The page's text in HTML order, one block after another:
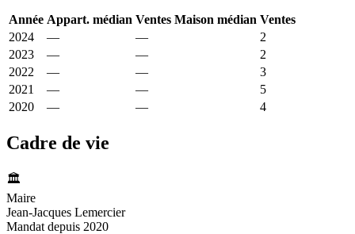
Année Appart. médian Ventes Maison médian Ventes
2024
— —
2
2023
— —
2
2022
— —
3
2021
— —
5
2020
— — 4
Cadre de vie
🏛️
Maire
Jean-Jacques Lemercier
Mandat depuis 2020